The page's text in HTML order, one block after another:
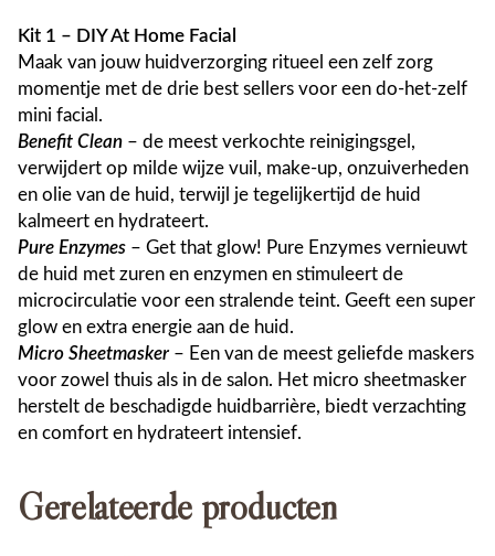
Kit 1 – DIY At Home Facial
Maak van jouw huidverzorging ritueel een zelf zorg
momentje met de drie best sellers voor een do-het-zelf
mini facial.
Benefit Clean – de meest verkochte reinigingsgel,
verwijdert op milde wijze vuil, make-up, onzuiverheden
en olie van de huid, terwijl je tegelijkertijd de huid
kalmeert en hydrateert.
Pure Enzymes – Get that glow! Pure Enzymes vernieuwt
de huid met zuren en enzymen en stimuleert de
microcirculatie voor een stralende teint. Geeft een super
glow en extra energie aan de huid.
Micro Sheetmasker – Een van de meest geliefde maskers
voor zowel thuis als in de salon. Het micro sheetmasker
herstelt de beschadigde huidbarrière, biedt verzachting
en comfort en hydrateert intensief.
Gerelateerde producten